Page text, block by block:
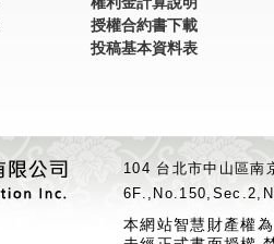
授權合約書下載
投稿基本資料表
104 台北市中山區
本網站智慧財產權